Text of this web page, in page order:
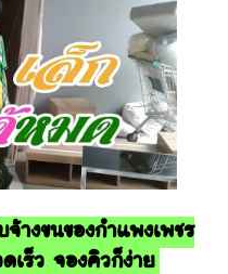
างขนของกำแพงเพชร
เร็ว จองคิวก็ง่าย